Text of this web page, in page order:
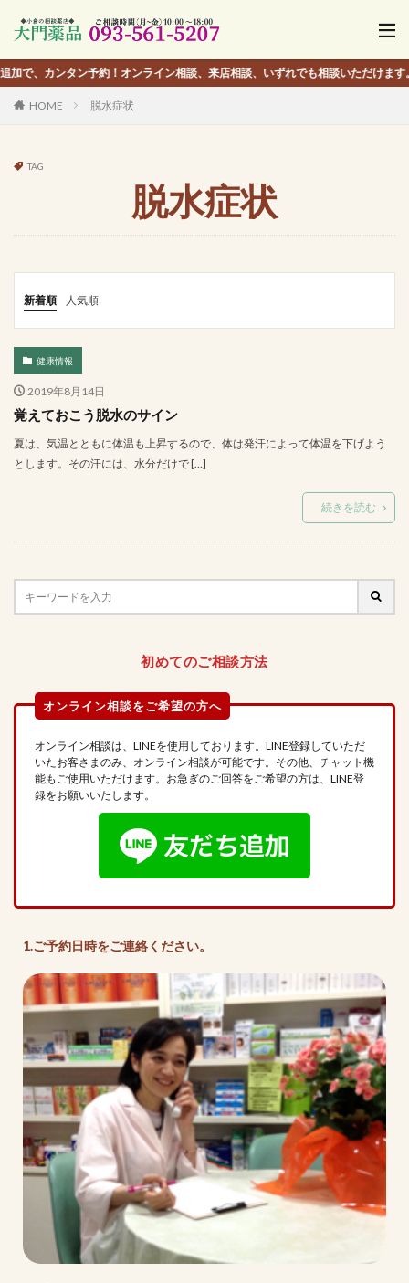
予約！オンライン相談、来店相談、いずれでも相談いただけます。
HOME 脱水症状
TAG
脱水症状
新着順 人気順
健康情報
2019年8月14日
覚えておこう脱水のサイン
夏は、気温とともに体温も上昇するので、体は発汗によって体温を下げよう
とします。その汗には、水分だけで […]
続きを読む
初めてのご相談方法
オンライン相談は、LINEを使用しております。LINE登録していただ
いたお客さまのみ、オンライン相談が可能です。その他、チャット機
能もご使用いただけます。お急ぎのご回答をご希望の方は、LINE登
録をお願いいたします。
1.ご予約日時をご連絡ください。